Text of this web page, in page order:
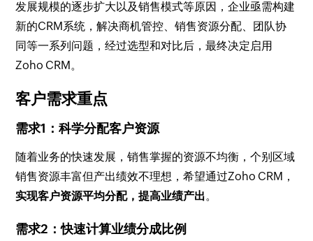
发展规模的逐步扩大以及销售模式等原因，企业亟需构建
新的CRM系统，解决商机管控、销售资源分配、团队协
同等一系列问题，经过选型和对比后，最终决定启用
Zoho CRM。
客户需求重点
需求1：科学分配客户资源
随着业务的快速发展，销售掌握的资源不均衡，个别区域
销售资源丰富但产出绩效不理想，希望通过Zoho CRM，
实现客户资源平均分配，提高业绩产出。
需求2：快速计算业绩分成比例